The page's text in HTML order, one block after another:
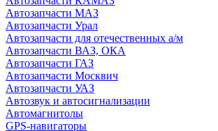
Автозапчасти МАЗ
Автозапчасти Урал
Автозапчасти для отечественных а/м
Автозапчасти ВАЗ, ОКА
Автозапчасти ГАЗ
Автозапчасти Москвич
Автозапчасти УАЗ
Автозвук и автосигнализации
Автомагнитолы
GPS-навигаторы